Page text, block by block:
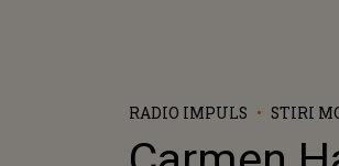
RADIO IMPULS STIRI